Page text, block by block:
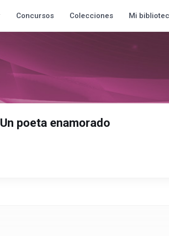
Concursos Colecciones Mi
Un poeta enamorado